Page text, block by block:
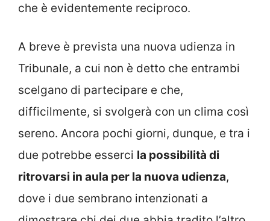
che è evidentemente reciproco.
A breve è prevista una nuova udienza in
Tribunale, a cui non è detto che entrambi
scelgano di partecipare e che,
difficilmente, si svolgerà con un clima così
sereno. Ancora pochi giorni, dunque, e tra i
due potrebbe esserci la possibilità di
ritrovarsi in aula per la nuova udienza,
dove i due sembrano intenzionati a